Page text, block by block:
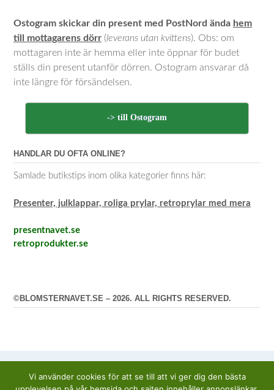
Ostogram skickar din present med PostNord ända hem
till mottagarens dörr (leverans utan kvittens). Obs: om
mottagaren inte är hemma eller inte öppnar för budet
ställs din present utanför dörren. Ostogram ansvarar då
inte längre för försändelsen.
-> till Ostogram
HANDLAR DU OFTA ONLINE?
Samlade butikstips inom olika kategorier finns här:
Presenter, julklappar, roliga prylar, retroprylar med mera
presentnavet.se
retroprodukter.se
©BLOMSTERNAVET.SE – 2026. ALL RIGHTS RESERVED.
Vi använder cookies för att se till att vi ger dig den bästa